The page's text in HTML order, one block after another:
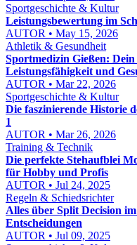
Sportgeschichte & Kultur
Leistungsbewertung im
AUTOR • May 15, 2026
Athletik & Gesundheit
Sportmedizin Gießen:
Leistungsfähigkeit und
AUTOR • Mar 22, 2026
Sportgeschichte & Kultur
Die faszinierende Historie
1
AUTOR • Mar 26, 2026
Training & Technik
Die perfekte Stehaufblei
für Hobby und Profis
AUTOR • Jul 24, 2025
Regeln & Schiedsrichter
Alles über Split Decision
Entscheidungen
AUTOR • Jul 09, 2025